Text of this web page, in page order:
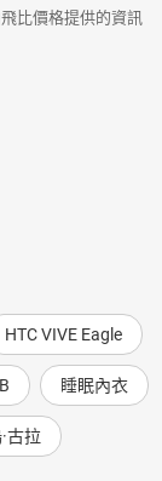
比價格提供的資訊
HTC VIVE Eagle
睡眠內衣
古拉